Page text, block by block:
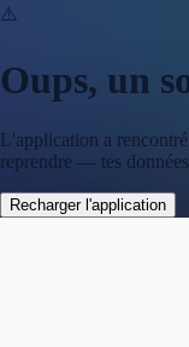
⚠️
Oups, un
L'application a
reprendre — tes
Recharger l'application